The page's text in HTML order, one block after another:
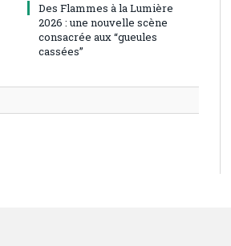
Des Flammes à la Lumière
2026 : une nouvelle scène
consacrée aux “gueules
cassées”